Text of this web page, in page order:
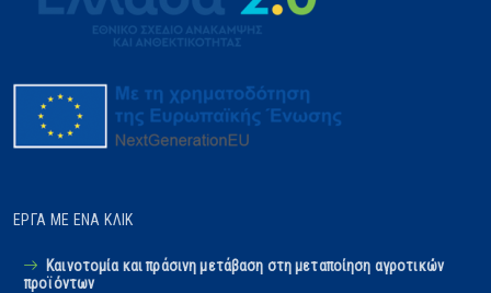
ΈΡΓΑ ΜΕ ΈΝΑ ΚΛΙΚ
Καινοτομία και πράσινη μετάβαση στη μεταποίηση αγροτικών
προϊόντων